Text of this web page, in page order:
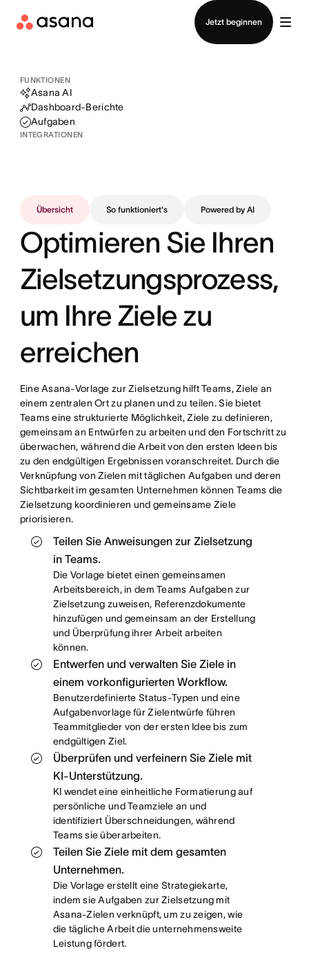
Jetzt beginnen
Vertrieb kontaktieren
FUNKTIONEN
Asana AI
Dashboard-Berichte
Aufgaben
INTEGRATIONEN
Übersicht So funktioniert's Powered by AI
Optimieren Sie Ihren
Zielsetzungsprozess,
um Ihre Ziele zu
erreichen
Eine Asana-Vorlage zur Zielsetzung hilft Teams, Ziele an
einem zentralen Ort zu planen und zu teilen. Sie bietet
Teams eine strukturierte Möglichkeit, Ziele zu definieren,
gemeinsam an Entwürfen zu arbeiten und den Fortschritt zu
überwachen, während die Arbeit von den ersten Ideen bis
zu den endgültigen Ergebnissen voranschreitet. Durch die
Verknüpfung von Zielen mit täglichen Aufgaben und deren
Sichtbarkeit im gesamten Unternehmen können Teams die
Zielsetzung koordinieren und gemeinsame Ziele
priorisieren.
Teilen Sie Anweisungen zur Zielsetzung
in Teams.
Die Vorlage bietet einen gemeinsamen
Arbeitsbereich, in dem Teams Aufgaben zur
Zielsetzung zuweisen, Referenzdokumente
hinzufügen und gemeinsam an der Erstellung
und Überprüfung ihrer Arbeit arbeiten
können.
Entwerfen und verwalten Sie Ziele in
einem vorkonfigurierten Workflow.
Benutzerdefinierte Status-Typen und eine
Aufgabenvorlage für Zielentwürfe führen
Teammitglieder von der ersten Idee bis zum
endgültigen Ziel.
Überprüfen und verfeinern Sie Ziele mit
KI-Unterstützung.
KI wendet eine einheitliche Formatierung auf
persönliche und Teamziele an und
identifiziert Überschneidungen, während
Teams sie überarbeiten.
Teilen Sie Ziele mit dem gesamten
Unternehmen.
Die Vorlage erstellt eine Strategiekarte,
indem sie Aufgaben zur Zielsetzung mit
Asana-Zielen verknüpft, um zu zeigen, wie
die tägliche Arbeit die unternehmensweite
Leistung fördert.